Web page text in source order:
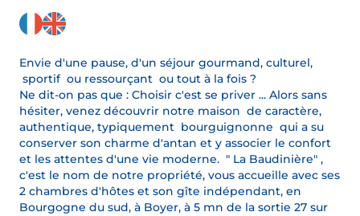
Envie d'une pause, d'un séjour gourmand, culturel,
sportif ou ressourçant ou tout à la fois ?
Ne dit-on pas que : Choisir c'est se priver ... Alors sans
hésiter, venez découvrir notre maison de caractère,
authentique, typiquement bourguignonne qui a su
conserver son charme d'antan et y associer le confort
et les attentes d'une vie moderne. " La Baudinière" ,
c'est le nom de notre propriété, vous accueille avec ses
2 chambres d'hôtes et son gîte indépendant, en
Bourgogne du sud, à Boyer, à 5 mn de la sortie 27 sur